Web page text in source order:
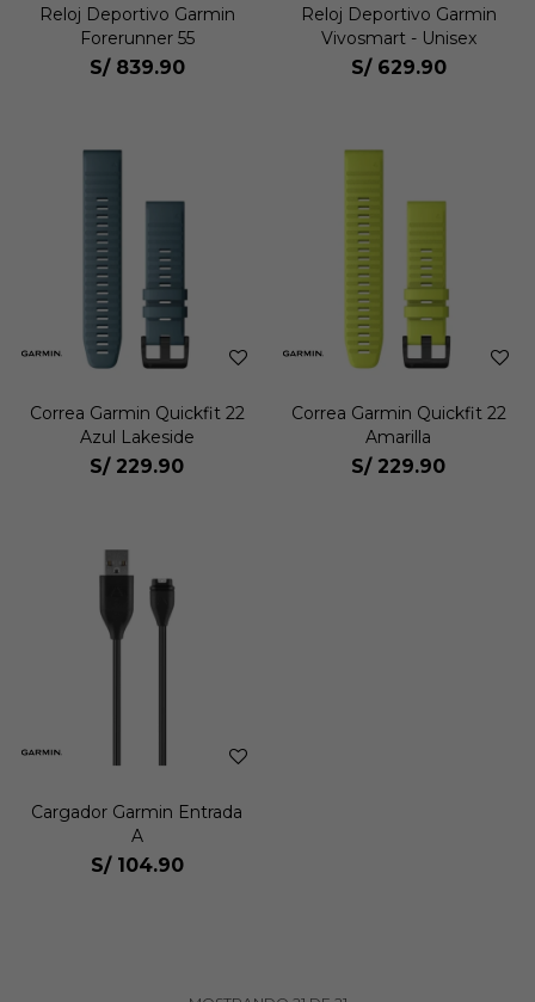
Reloj Deportivo Garmin
Forerunner 55
S/ 839.90
Reloj Deportivo Garmin
Vivosmart - Unisex
S/ 629.90
Correa Garmin Quickfit 22
Azul Lakeside
S/ 229.90
Correa Garmin Quickfit 22
Amarilla
S/ 229.90
Cargador Garmin Entrada
A
S/ 104.90